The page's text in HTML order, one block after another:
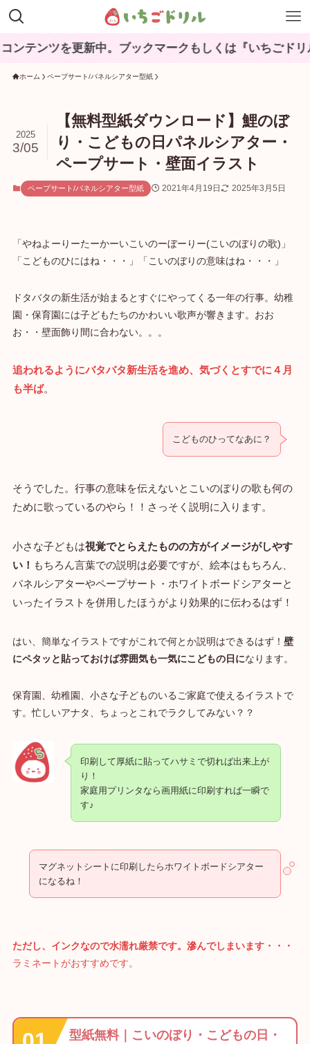
を更新中。ブックマークもしくは『いちごドリル』と検
ホーム ペープサート/パネルシアター型紙
【無料型紙ダウンロード】鯉のぼ
り・こどもの日パネルシアター・
ペープサート・壁面イラスト
2025
3/05
ペープサート/パネルシアター型紙 2021年4月19日 2025年3月5日
「やねよーりーたーかーいこいのーぼーりー(こいのぼりの歌)」
「こどものひにはね・・・」「こいのぼりの意味はね・・・」
ドタバタの新生活が始まるとすぐにやってくる一年の行事。幼稚
園・保育園には子どもたちのかわいい歌声が響きます。おお
お・・壁面飾り間に合わない。。。
追われるようにバタバタ新生活を進め、気づくとすでに４月
も半ば。
こどものひってなあに？
そうでした。行事の意味を伝えないとこいのぼりの歌も何の
ために歌っているのやら！！さっそく説明に入ります。
小さな子どもは視覚でとらえたものの方がイメージがしやす
い！ もちろん言葉での説明は必要ですが、絵本はもちろん、
パネルシアターやペープサート・ホワイトボードシアターと
いったイラストを併用したほうがより効果的に伝わるはず！
はい、簡単なイラストですがこれで何とか説明はできるはず！ 壁
にペタッと貼っておけば雰囲気も一気にこどもの日になります。
保育園、幼稚園、小さな子どものいるご家庭で使えるイラストで
す。忙しいアナタ、ちょっとこれでラクしてみない？？
印刷して厚紙に貼ってハサミで切れば出来上が
り！
家庭用プリンタなら画用紙に印刷すれば一瞬で
す♪
マグネットシートに印刷したらホワイトボードシアター
になるね！
ただし、インクなので水濡れ厳禁です。滲んでしまいます・・・
ラミネートがおすすめです。
型紙無料｜こいのぼり・こどもの日・